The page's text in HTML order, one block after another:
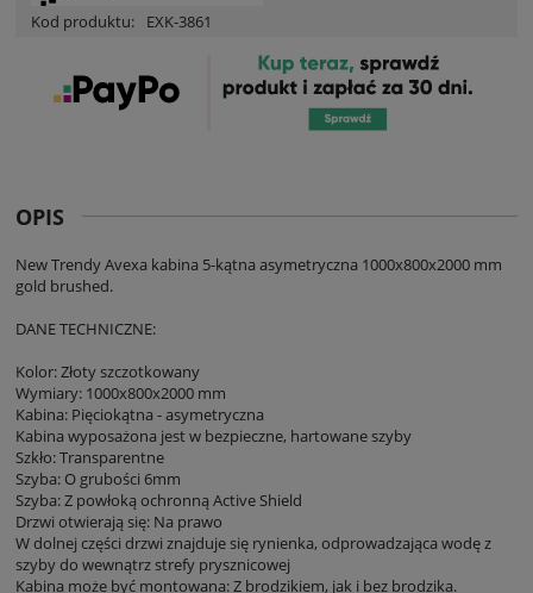
Kod produktu: EXK-3861
OPIS
New Trendy Avexa kabina 5-kątna asymetryczna 1000x800x2000 mm
gold brushed.
DANE TECHNICZNE:
Kolor: Złoty szczotkowany
Wymiary: 1000x800x2000 mm
Kabina: Pięciokątna - asymetryczna
Kabina wyposażona jest w bezpieczne, hartowane szyby
Szkło: Transparentne
Szyba: O grubości 6mm
Szyba: Z powłoką ochronną Active Shield
Drzwi otwierają się: Na prawo
W dolnej części drzwi znajduje się rynienka, odprowadzająca wodę z
szyby do wewnątrz strefy prysznicowej
Kabina może być montowana: Z brodzikiem, jak i bez brodzika.